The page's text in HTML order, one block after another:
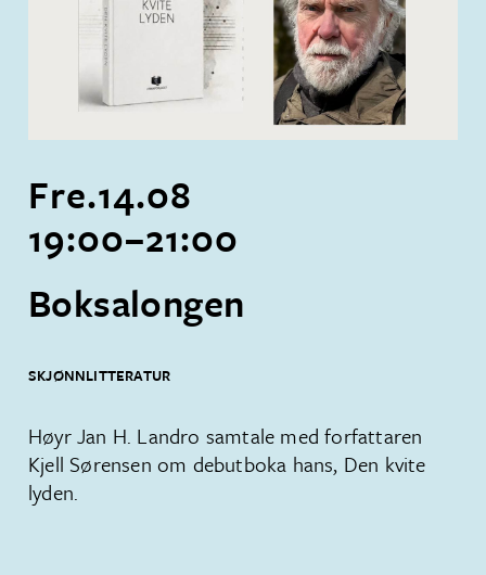
Boksalongen
SKJØNNLITTERATUR
Fre.14.08
19:00–21:00
Høyr Jan H. Landro samtale med forfattaren
Kjell Sørensen om debutboka hans, Den kvite
lyden.